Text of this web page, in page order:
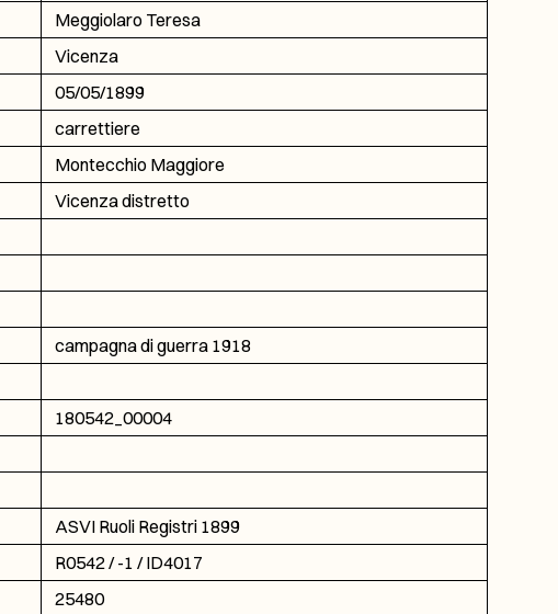
Meggiolaro Teresa
Vicenza
05/05/1899
carrettiere
Montecchio Maggiore
Vicenza distretto
campagna di guerra 1918
180542_00004
ASVI Ruoli Registri 1899
R0542 / -1 / ID4017
25480